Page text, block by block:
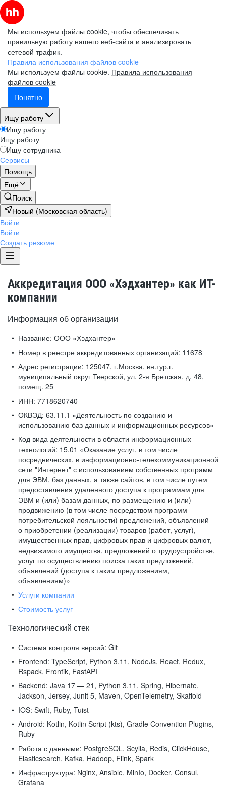
Мы используем файлы cookie, чтобы обеспечивать
правильную работу нашего веб-сайта и анализировать
сетевой трафик.
Правила использования файлов cookie
Мы используем файлы cookie. Правила использования
файлов cookie
Понятно
Ищу работу
Ищу работу
Ищу работу
Ищу сотрудника
Сервисы
Помощь
Ещё
Поиск
Новый (Московская область)
Войти
Войти
Создать резюме
Аккредитация ООО «Хэдхантер» как ИТ-
компании
Информация об организации
Название: ООО «Хэдхантер»
Номер в реестре аккредитованных организаций: 11678
Адрес регистрации: 125047, г.Москва, вн.тур.г.
муниципальный округ Тверской, ул. 2-я Бретская, д. 48,
помещ. 25
ИНН: 7718620740
ОКВЭД: 63.11.1 «Деятельность по созданию и
использованию баз данных и информационных ресурсов»
Код вида деятельности в области информационных
технологий: 15.01 «Оказание услуг, в том числе
посреднических, в информационно-телекоммуникационной
сети "Интернет" с использованием собственных программ
для ЭВМ, баз данных, а также сайтов, в том числе путем
предоставления удаленного доступа к программам для
ЭВМ и (или) базам данных, по размещению и (или)
продвижению (в том числе посредством программ
потребительской лояльности) предложений, объявлений
о приобретении (реализации) товаров (работ, услуг),
имущественных прав, цифровых прав и цифровых валют,
недвижимого имущества, предложений о трудоустройстве,
услуг по осуществлению поиска таких предложений,
объявлений (доступа к таким предложениям,
объявлениям)»
Услуги компании
Стоимость услуг
Технологический стек
Система контроля версий: Git
Frontend: TypeScript, Python 3.11, NodeJs, React, Redux,
Rspack, Frontik, FastAPI
Backend: Java 17 — 21, Python 3.11, Spring, Hibernate,
Jackson, Jersey, Junit 5, Maven, OpenTelemetry, Skaffold
IOS: Swift, Ruby, Tuist
Android: Kotlin, Kotlin Script (kts), Gradle Convention Plugins,
Ruby
Работа с данными: PostgreSQL, Scylla, Redis, ClickHouse,
Elasticsearch, Kafka, Hadoop, Flink, Spark
Инфраструктура: Nginx, Ansible, MinIo, Docker, Consul,
Grafana